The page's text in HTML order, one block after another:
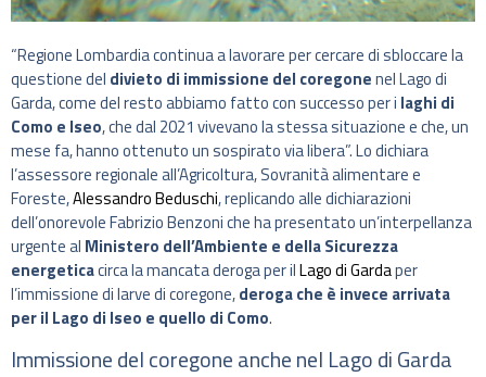
“Regione Lombardia continua a lavorare per cercare di sbloccare la
questione del divieto di immissione del coregonenel Lago di
Garda, come del resto abbiamo fatto con successo per i laghi di
Como e Iseo, che dal 2021 vivevano la stessa situazione e che, un
mese fa, hanno ottenuto un sospirato via libera”. Lo dichiara
l’assessore regionale all’Agricoltura, Sovranità alimentare e
Foreste,Alessandro Beduschi, replicando alle dichiarazioni
dell’onorevole Fabrizio Benzoni che ha presentato un’interpellanza
urgente al Ministero dell’Ambiente e della Sicurezza
energeticacirca la mancata deroga per ilLago di Gardaper
l’immissione di larve di coregone,deroga che è invece arrivata
per il Lago di Iseo e quello di Como.
Immissione del coregone anche nel Lago di Garda